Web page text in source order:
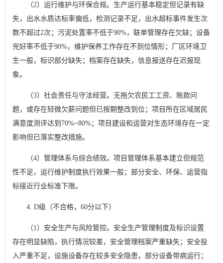
（2）运行维护与环保合规。生产运行基本稳定但记录有缺
失，出水水质达标率偏低，检测记录不足，出水超标事件发生次
数不超过2次；污泥处置率不低于90%，联单管理存在欠缺；设备
完好率不低于90%，维护保养工作存在不到位情形；厂区环境卫
生一般，标识部分缺失；档案存在缺失，信息报送存在迟报现
象。
（3）社会责任与守法经营。无拖欠农民工工资、账款问
题，或存在轻微欠薪问题但已按期整改到位；项目所在区域居民
满意度测评达到70%~80%；项目建设和运营对生态环境存在一定
影响但已落实整改措施。
（4）管理体系与综合绩效。项目管理体系基本建立但规范
性不足，运行维护制度执行效果一般；部分安全、环保、运营指
标接近行业标准下限。
4. D级（不合格，60分以下）
（1）安全生产与风险管控。安全生产管理制度及标识设置
存在明显缺陷，执行情况较差，安全管理档案严重缺失；安全投
入严重不足，设施设备存在较多安全隐患，部分设备带病运行；